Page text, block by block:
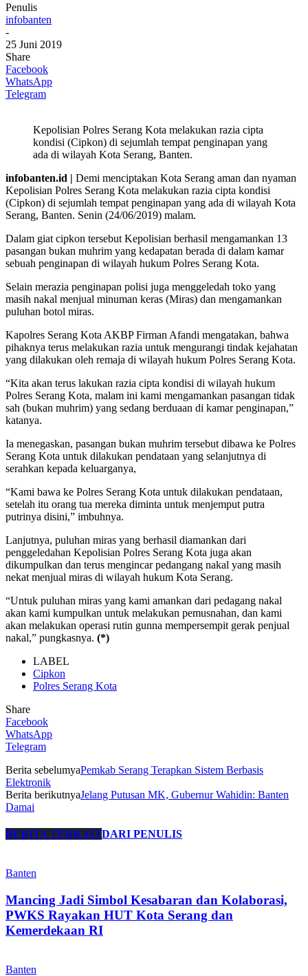
Penulis
infobanten
-
25 Juni 2019
Share
Facebook
WhatsApp
Telegram
Kepolisian Polres Serang Kota melakukan razia cipta
kondisi (Cipkon) di sejumlah tempat penginapan yang
ada di wilayah Kota Serang, Banten.
infobanten.id | Demi menciptakan Kota Serang aman dan nyaman
Kepolisian Polres Serang Kota melakukan razia cipta kondisi
(Cipkon) di sejumlah tempat penginapan yang ada di wilayah Kota
Serang, Banten. Senin (24/06/2019) malam.
Dalam giat cipkon tersebut Kepolisian berhasil mengamankan 13
pasangan bukan muhrim yang kedapatan berada di dalam kamar
sebuah penginapan di wilayah hukum Polres Serang Kota.
Selain merazia penginapan polisi juga menggeledah toko yang
masih nakal menjual minuman keras (Miras) dan mengamankan
puluhan botol miras.
Kapolres Serang Kota AKBP Firman Afandi mengatakan, bahwa
pihaknya terus melakukan razia untuk mengurangi tindak kejahatan
yang dilakukan oleh remaja di wilayah hukum Polres Serang Kota.
“Kita akan terus lakukan razia cipta kondisi di wilayah hukum
Polres Serang Kota, malam ini kami mengamankan pasangan tidak
sah (bukan muhrim) yang sedang berduaan di kamar penginapan,”
katanya.
Ia menegaskan, pasangan bukan muhrim tersebut dibawa ke Polres
Serang Kota untuk dilakukan pendataan yang selanjutnya di
serahkan kepada keluarganya,
“Kami bawa ke Polres Serang Kota untuk dilakukan pendataan,
setelah itu orang tua mereka diminta untuk menjemput putra
putrinya disini,” imbuhnya.
Lanjutnya, puluhan miras yang berhasil diamankan dari
penggeledahan Kepolisian Polres Serang Kota juga akan
dikumpulkan dan terus mengincar pedangang nakal yang masih
nekat menjual miras di wilayah hukum Kota Serang.
“Untuk puluhan miras yang kami amankan dari pedagang nakal
akan kami kumpulkan untuk melakukan pemusnahan, dan kami
akan melakukan operasi rutin gunna mempersempit gerak penjual
nakal,” pungkasnya. (*)
LABEL
Cipkon
Polres Serang Kota
Share
Facebook
WhatsApp
Telegram
Berita sebelumyaPemkab Serang Terapkan Sistem Berbasis
Elektronik
Berita berikutnyaJelang Putusan MK, Gubernur Wahidin: Banten
Damai
BERITA TERKAITDARI PENULIS
Banten
Mancing Jadi Simbol Kesabaran dan Kolaborasi,
PWKS Rayakan HUT Kota Serang dan
Kemerdekaan RI
Banten